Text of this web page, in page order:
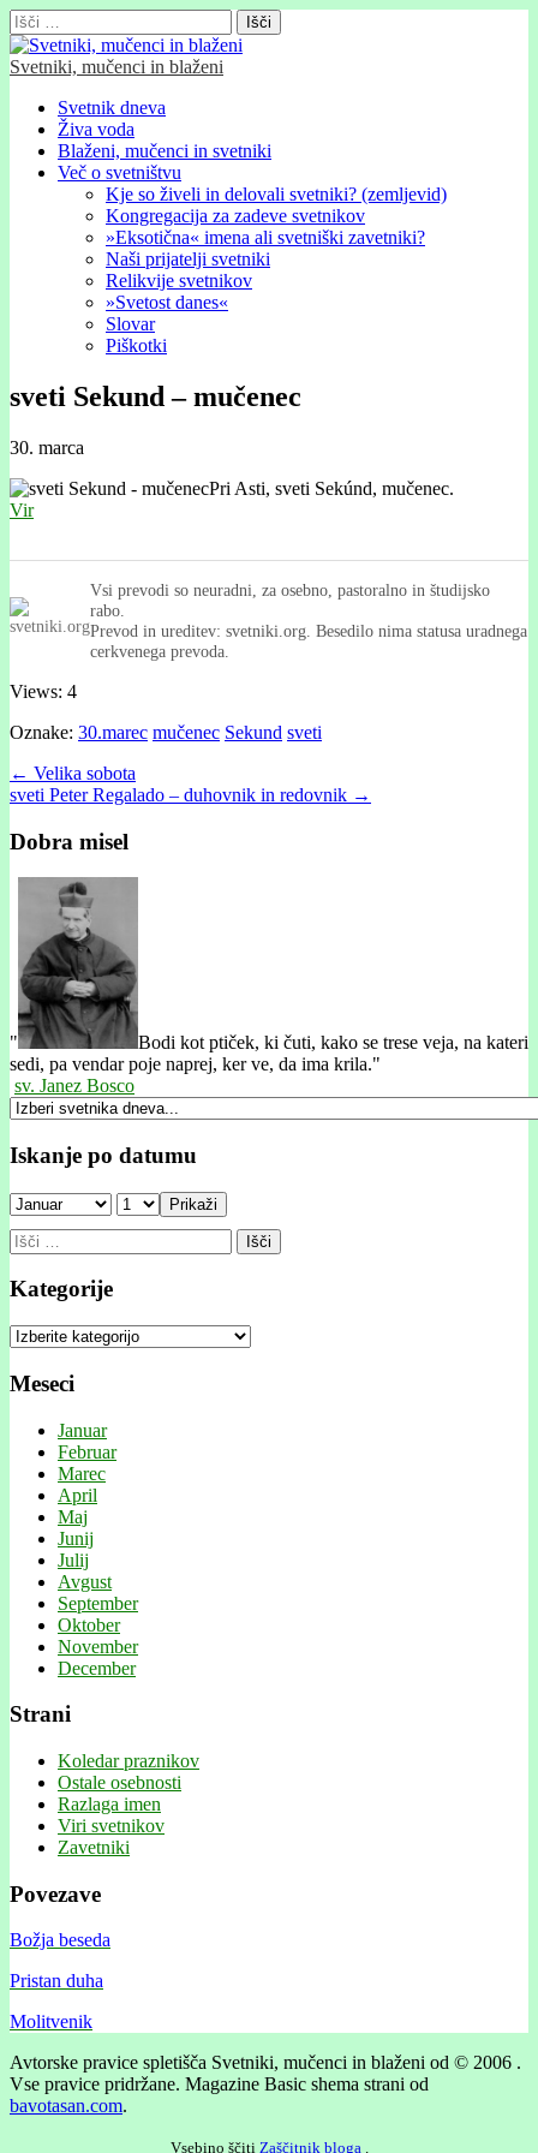
Išči:
Svetniki, mučenci in blaženi
Glavni
meni
Skip
content
Svetnik dneva
Živa voda
Blaženi, mučenci in svetniki
Več o svetništvu
Kje so živeli in delovali svetniki? (zemljevid)
Kongregacija za zadeve svetnikov
»Eksotična« imena ali svetniški zavetniki?
Naši prijatelji svetniki
Relikvije svetnikov
»Svetost danes«
Slovar
Piškotki
sveti Sekund – mučenec
30. marca
Pri Asti, sveti Sekúnd, mučenec.
Vir
Vsi prevodi so neuradni, za osebno, pastoralno in študijsko
rabo.
Prevod in ureditev: svetniki.org. Besedilo nima statusa uradnega
cerkvenega prevoda.
Views: 4
Oznake: 30.marec mučenec Sekund sveti
Post
navigation
← Velika sobota
sveti Peter Regalado – duhovnik in redovnik →
Dobra misel
"
Bodi kot ptiček, ki čuti, kako se trese veja, na kateri
sedi, pa vendar poje naprej, ker ve, da ima krila."
sv. Janez Bosco
Iskanje po datumu
Prikaži
Išči:
Kategorije
Kategorije
Meseci
Januar
Februar
Marec
April
Maj
Junij
Julij
Avgust
September
Oktober
November
December
Strani
Koledar praznikov
Ostale osebnosti
Razlaga imen
Viri svetnikov
Zavetniki
Povezave
Božja beseda
Pristan duha
Molitvenik
Avtorske pravice spletišča Svetniki, mučenci in blaženi od © 2006 .
Vse pravice pridržane. Magazine Basic shema strani od
bavotasan.com.
Vsebino ščiti Zaščitnik bloga .